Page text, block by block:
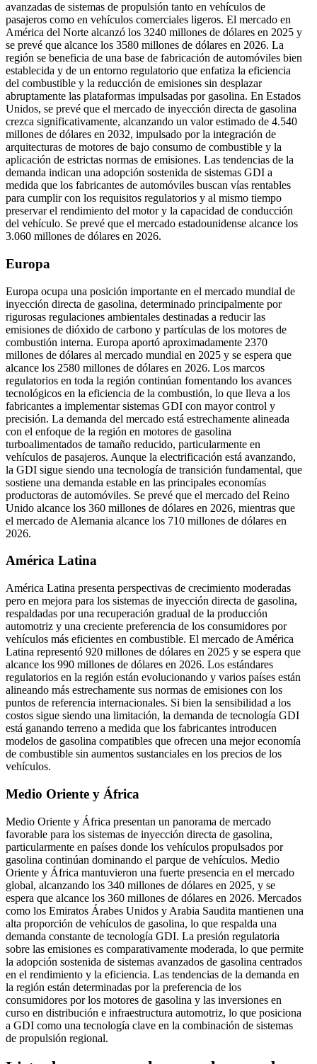
avanzadas de sistemas de propulsión tanto en vehículos de
pasajeros como en vehículos comerciales ligeros. El mercado en
América del Norte alcanzó los 3240 millones de dólares en 2025 y
se prevé que alcance los 3580 millones de dólares en 2026. La
región se beneficia de una base de fabricación de automóviles bien
establecida y de un entorno regulatorio que enfatiza la eficiencia
del combustible y la reducción de emisiones sin desplazar
abruptamente las plataformas impulsadas por gasolina. En Estados
Unidos, se prevé que el mercado de inyección directa de gasolina
crezca significativamente, alcanzando un valor estimado de 4.540
millones de dólares en 2032, impulsado por la integración de
arquitecturas de motores de bajo consumo de combustible y la
aplicación de estrictas normas de emisiones. Las tendencias de la
demanda indican una adopción sostenida de sistemas GDI a
medida que los fabricantes de automóviles buscan vías rentables
para cumplir con los requisitos regulatorios y al mismo tiempo
preservar el rendimiento del motor y la capacidad de conducción
del vehículo. Se prevé que el mercado estadounidense alcance los
3.060 millones de dólares en 2026.
Europa
Europa ocupa una posición importante en el mercado mundial de
inyección directa de gasolina, determinado principalmente por
rigurosas regulaciones ambientales destinadas a reducir las
emisiones de dióxido de carbono y partículas de los motores de
combustión interna. Europa aportó aproximadamente 2370
millones de dólares al mercado mundial en 2025 y se espera que
alcance los 2580 millones de dólares en 2026. Los marcos
regulatorios en toda la región continúan fomentando los avances
tecnológicos en la eficiencia de la combustión, lo que lleva a los
fabricantes a implementar sistemas GDI con mayor control y
precisión. La demanda del mercado está estrechamente alineada
con el enfoque de la región en motores de gasolina
turboalimentados de tamaño reducido, particularmente en
vehículos de pasajeros. Aunque la electrificación está avanzando,
la GDI sigue siendo una tecnología de transición fundamental, que
sostiene una demanda estable en las principales economías
productoras de automóviles. Se prevé que el mercado del Reino
Unido alcance los 360 millones de dólares en 2026, mientras que
el mercado de Alemania alcance los 710 millones de dólares en
2026.
América Latina
América Latina presenta perspectivas de crecimiento moderadas
pero en mejora para los sistemas de inyección directa de gasolina,
respaldadas por una recuperación gradual de la producción
automotriz y una creciente preferencia de los consumidores por
vehículos más eficientes en combustible. El mercado de América
Latina representó 920 millones de dólares en 2025 y se espera que
alcance los 990 millones de dólares en 2026. Los estándares
regulatorios en la región están evolucionando y varios países están
alineando más estrechamente sus normas de emisiones con los
puntos de referencia internacionales. Si bien la sensibilidad a los
costos sigue siendo una limitación, la demanda de tecnología GDI
está ganando terreno a medida que los fabricantes introducen
modelos de gasolina compatibles que ofrecen una mejor economía
de combustible sin aumentos sustanciales en los precios de los
vehículos.
Medio Oriente y África
Medio Oriente y África presentan un panorama de mercado
favorable para los sistemas de inyección directa de gasolina,
particularmente en países donde los vehículos propulsados ​​por
gasolina continúan dominando el parque de vehículos. Medio
Oriente y África mantuvieron una fuerte presencia en el mercado
global, alcanzando los 340 millones de dólares en 2025, y se
espera que alcance los 360 millones de dólares en 2026. Mercados
como los Emiratos Árabes Unidos y Arabia Saudita mantienen una
alta proporción de vehículos de gasolina, lo que respalda una
demanda constante de tecnología GDI. La presión regulatoria
sobre las emisiones es comparativamente moderada, lo que permite
la adopción sostenida de sistemas avanzados de gasolina centrados
en el rendimiento y la eficiencia. Las tendencias de la demanda en
la región están determinadas por la preferencia de los
consumidores por los motores de gasolina y las inversiones en
curso en distribución e infraestructura automotriz, lo que posiciona
a GDI como una tecnología clave en la combinación de sistemas
de propulsión regional.